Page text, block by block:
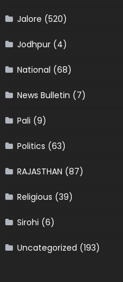
Jalore (520)
Jodhpur(4)
National (68)
News Bulletin (7)
Pali (9)
Politics (63)
RAJASTHAN (87)
Religious (39)
Sirohi (6)
Uncategorized (193)